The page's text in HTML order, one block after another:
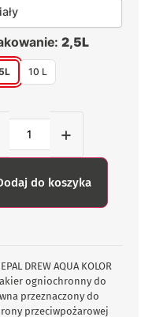
2,5L
10 L
+
do koszyka
DREW AQUA KOLOR
ogniochronny do
przeznaczony do
przeciwpożarowej